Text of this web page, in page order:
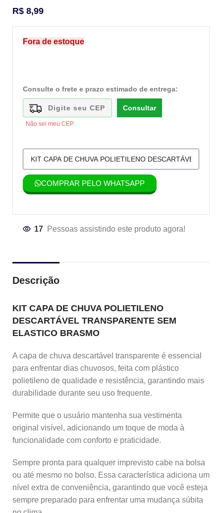
R$ 8,99
Fora de estoque
Consulte o frete e prazo estimado de entrega:
Consultar
Não sei meu CEP
COMPRAR PELO WHATSAPP
17 Pessoas assistindo este produto agora!
Descrição
KIT CAPA DE CHUVA POLIETILENO
DESCARTÁVEL TRANSPARENTE SEM
ELASTICO BRASMO
A capa de chuva descartável transparente é essencial
para enfrentar dias chuvosos, feita com plástico
polietileno de qualidade e resistência, garantindo mais
durabilidade durante seu uso frequente.
Permite que o usuário mantenha sua vestimenta
original visível, adicionando um toque de moda à
funcionalidade com conforto e praticidade.
Sempre pronta para qualquer imprevisto cabe na bolsa
ou até mesmo no bolso. Essa característica adiciona um
nível extra de conveniência, garantindo que você esteja
sempre preparado para enfrentar uma mudança súbita